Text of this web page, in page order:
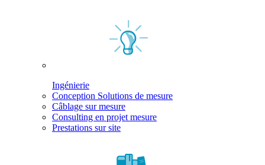
Ingénierie
Conception Solutions de mesure
Câblage sur mesure
Consulting en projet mesure
Prestations sur site